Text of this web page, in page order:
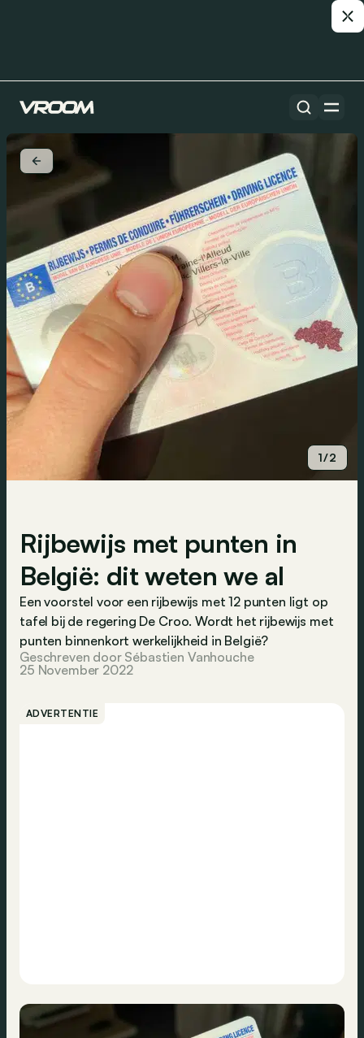
1/2
Rijbewijs met punten in
België: dit weten we al
Een voorstel voor een rijbewijs met 12 punten ligt op
tafel bij de regering De Croo. Wordt het rijbewijs met
punten binnenkort werkelijkheid in België?
Geschreven door Sébastien Vanhouche
25 November 2022
ADVERTENTIE